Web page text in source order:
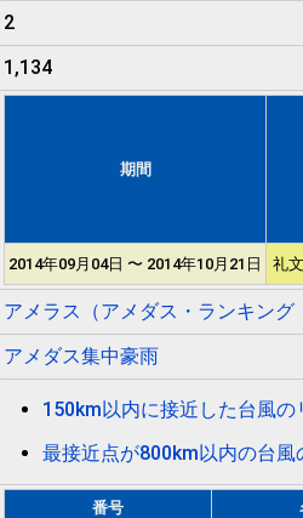
2
1,134
期間
2014年09月04日 〜 2014年10月21日 礼
アメラス（アメダス・ランキング
アメダス集中豪雨
150km以内に接近した台風の
最接近点が800km以内の台
番号